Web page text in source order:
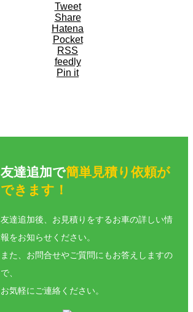
Tweet
Share
Hatena
Pocket
RSS
feedly
Pin it
友達追加で簡単見積り依頼が
できます！
友達追加後、お見積りをするお車の詳しい情
報をお知らせください。
また、お問合せやご質問にもお答えしますの
で、
お気軽にご連絡ください。